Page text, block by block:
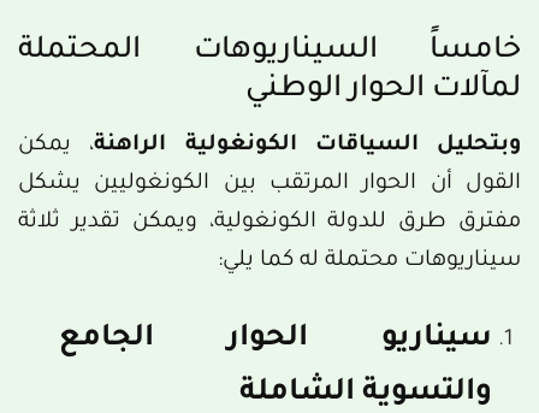
خامساً السيناريوهات المحتملة
لمآلات الحوار الوطني
وبتحليل السياقات الكونغولية الراهنة، يمكن
القول أن الحوار المرتقب بين الكونغوليين يشكل
مفترق طرق للدولة الكونغولية، ويمكن تقدير ثلاثة
سيناريوهات محتملة له كما يلي:
سيناريو الحوار الجامع
والتسوية الشاملة